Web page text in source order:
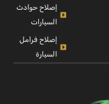
إصلاح حوادث
السيارات
إصلاح فرامل
السيارة